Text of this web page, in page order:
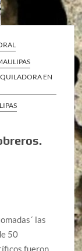
EN
las
50
fueron